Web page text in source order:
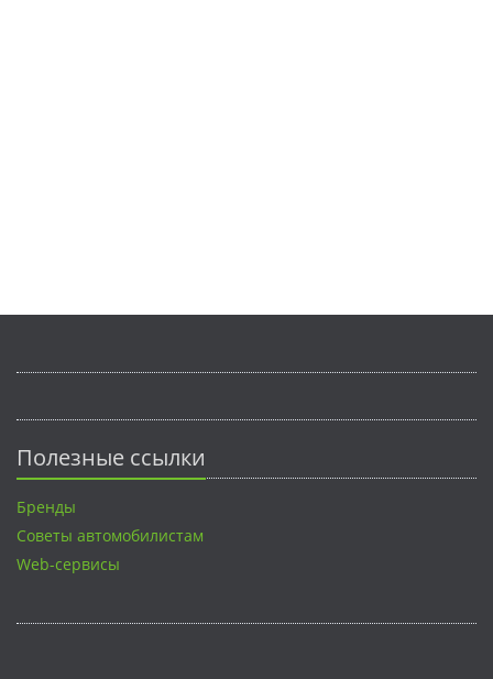
Полезные ссылки
Бренды
Советы автомобилистам
Web-сервисы